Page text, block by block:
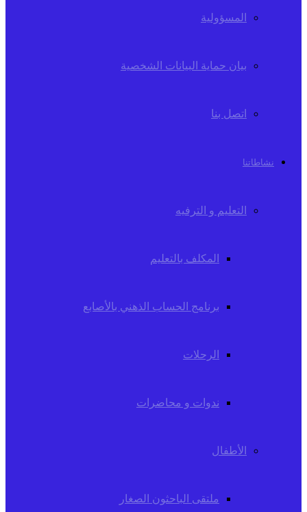
المسؤولية
بيان حماية البيانات الشخصية
اتصل بنا
نشاطاتنا
التعليم و الترفيه
المكلف بالتعليم
برنامج الحساب الذهني بالأصابع
الرحلات
ندوات و محاضرات
الأطفال
ملتقى الباحثون الصغار